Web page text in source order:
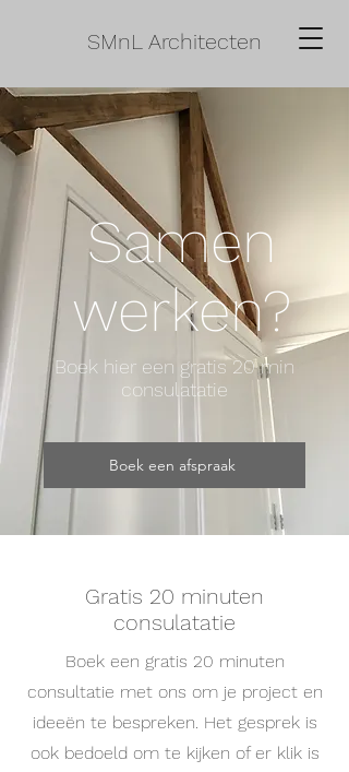
SMnL Architecten
Samen
werken?
Boek hier een gratis 20 min
consulatatie
Boek een afspraak
Gratis 20 minuten
consulatatie
Boek een gratis 20 minuten
consultatie met ons om je project en
ideeën te bespreken. Het gesprek is
ook bedoeld om te kijken of er klik is